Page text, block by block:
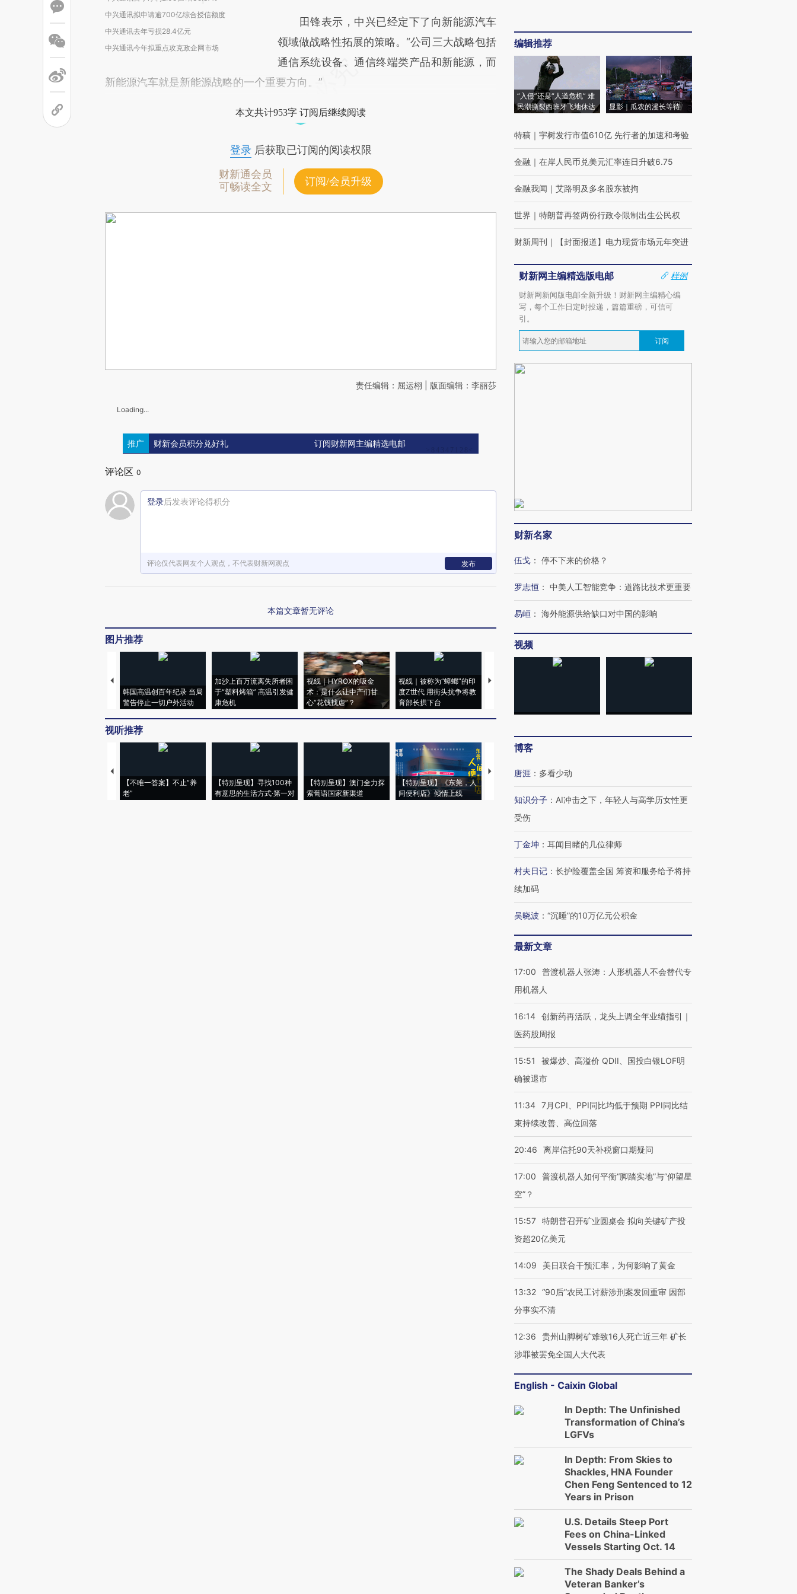
中兴通讯拟申请逾700亿综合授信额度
中兴通讯去年亏损28.4亿元
中兴通讯今年拟重点攻克政企网市场
田锋表示，中兴已经定下了向新能源汽车
领域做战略性拓展的策略。“公司三大战略包括
通信系统设备、通信终端类产品和新能源，而
新能源汽车就是新能源战略的一个重要方向。”
本文共计953字 订阅后继续阅读
登录后获取已订阅的阅读权限
财新通会员
可畅读全文
订阅/会员升级
责任编辑：屈运栩 | 版面编辑：李丽莎
Loading...
推广 财新会员积分兑好礼 订阅财新网主编精选电邮
评论区 0
登录后发表评论得积分
评论仅代表网友个人观点，不代表财新网观点 发布
本篇文章暂无评论
图片推荐
韩国高温创百年纪录 当局
警告停止一切户外活动
加沙上百万流离失所者困
于“塑料烤箱” 高温引发健
康危机
视线｜HYROX的吸金
术：是什么让中产们甘
心“花钱找虐”？
视线｜被称为“蟑螂”的印
度Z世代 用街头抗争将教
育部长拱下台
视线｜“入侵”还是“人道危
视听推荐
【不唯一答案】不止“养
老”
【特别呈现】寻找100种
有意思的生活方式·第一对
【特别呈现】澳门全力探
索葡语国家新渠道
【特别呈现】《东莞，人
间便利店》倾情上线
【推广】走进第四届链博
编辑推荐
“入侵”还是“人道危机” 难
民潮撕裂西班牙飞地休达
显影｜瓜农的漫长等待
特稿 ｜ 宇树发行市值610亿 先行者的加速和考验
金融 ｜ 在岸人民币兑美元汇率连日升破6.75
金融我闻 ｜ 艾路明及多名股东被拘
世界 ｜ 特朗普再签两份行政令限制出生公民权
财新周刊 ｜ 【封面报道】电力现货市场元年突进
财新网主编精选版电邮
样例
财新网新闻版电邮全新升级！财新网主编精心编
写，每个工作日定时投递，篇篇重磅，可信可
引。
订阅
财新名家
伍戈 ： 停不下来的价格？
罗志恒 ： 中美人工智能竞争：道路比技术更重要
易峘 ： 海外能源供给缺口对中国的影响
视频
博客
唐涯 ： 多看少动
知识分子 ： AI冲击之下，年轻人与高学历女性更
受伤
丁金坤 ： 耳闻目睹的几位律师
村夫日记 ： 长护险覆盖全国 筹资和服务给予将持
续加码
吴晓波 ： “沉睡”的10万亿元公积金
最新文章
17:00
普渡机器人张涛：人形机器人不会替代专
用机器人
16:14 创新药再活跃，龙头上调全年业绩指引｜
医药股周报
15:51
被爆炒、高溢价 QDII、国投白银LOF明
确被退市
11:34 7月CPI、PPI同比均低于预期 PPI同比结
束持续改善、高位回落
20:46 离岸信托90天补税窗口期疑问
17:00
普渡机器人如何平衡“脚踏实地”与“仰望星
空”？
15:57 特朗普召开矿业圆桌会 拟向关键矿产投
资超20亿美元
14:09 美日联合干预汇率，为何影响了黄金
13:32 “90后”农民工讨薪涉刑案发回重审 因部
分事实不清
12:36
贵州山脚树矿难致16人死亡近三年 矿长
涉罪被罢免全国人大代表
English - Caixin Global
In Depth: The Unfinished
Transformation of China’s
LGFVs
In Depth: From Skies to
Shackles, HNA Founder
Chen Feng Sentenced to 12
Years in Prison
U.S. Details Steep Port
Fees on China-Linked
Vessels Starting Oct. 14
The Shady Deals Behind a
Veteran Banker’s